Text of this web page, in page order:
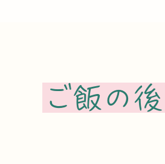
ご飯の